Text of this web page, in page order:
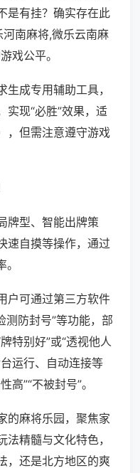
是有挂？确实存在此
南麻将,微乐云南麻
戏公平。
成专用辅助工具，
实现“必胜”效果，适
，但需注意遵守游戏
牌型、智能出牌策
速自摸等操作，通过
户可通过第三方软件
测防封号”等功能，部
特别好”或“透视他人
运行、自动连接等
”“不被封号”。
的麻将乐园，聚焦家
精髓与文化特色，
，还是北方地区的爽